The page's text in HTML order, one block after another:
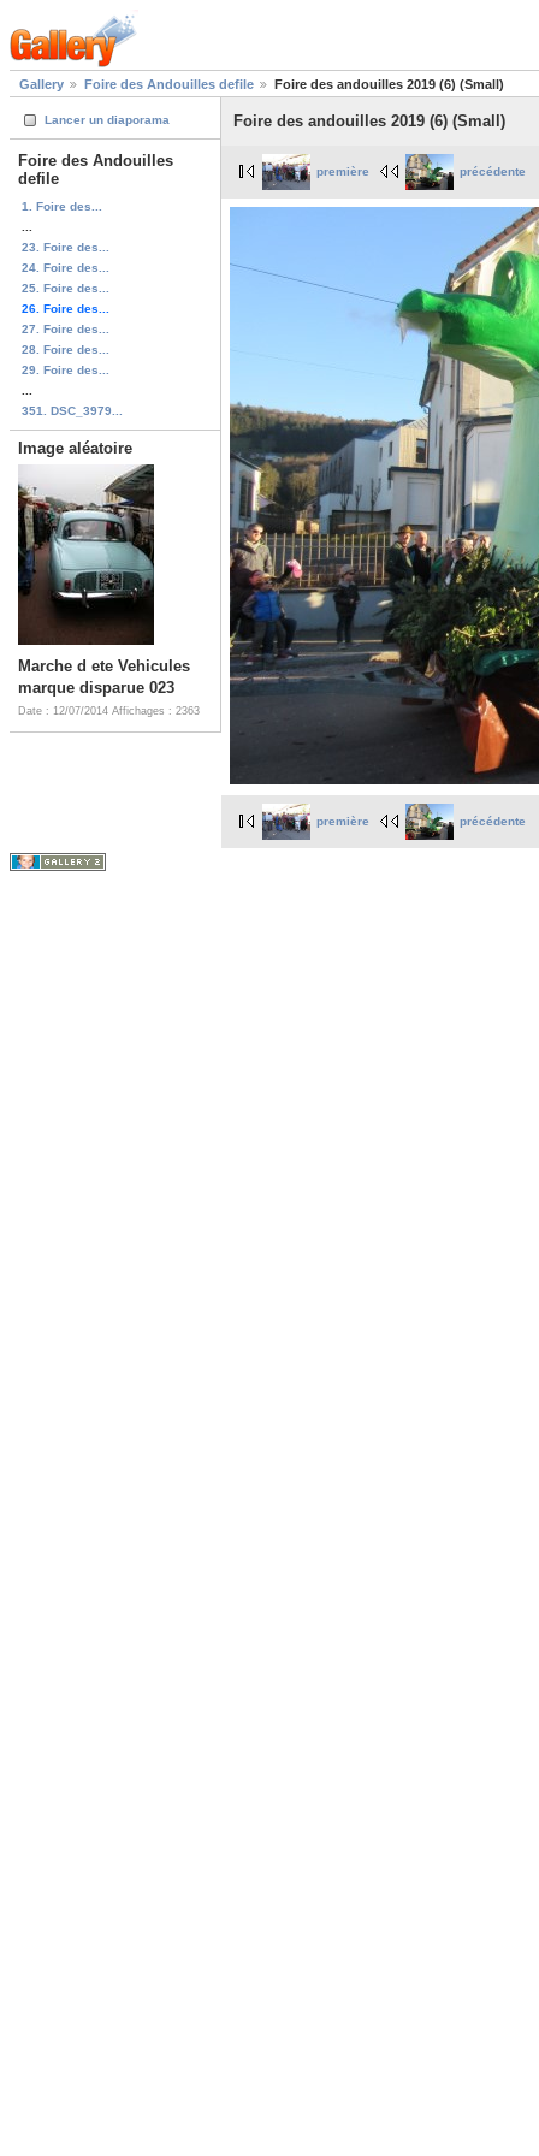
Gallery Foire des Andouilles defile Foire des andouilles 2019 (6) (Small)
Lancer un diaporama
Foire des Andouilles
defile
1. Foire des...
23. Foire des...
24. Foire des...
25. Foire des...
26. Foire des...
27. Foire des...
28. Foire des...
29. Foire des...
351. DSC_3979...
Image aléatoire
Marche d ete Vehicules
marque disparue 023
Date : 12/07/2014 Affichages : 2363
Foire des andouilles 2019 (6) (Small)
première précédente
première précédente